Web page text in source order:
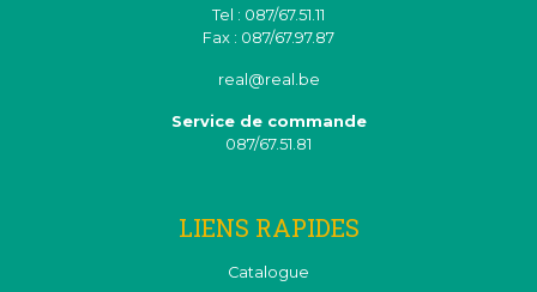
Tel : 087/67.51.11
Fax : 087/67.97.87
real@real.be
Service de commande
087/67.51.81
LIENS RAPIDES
Catalogue